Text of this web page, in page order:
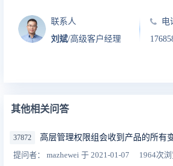
联系人
刘斌/高级客户经理
电
其他相关问答
37872 高层管理权限组会收到产品的所有
提问者： mazhewei 于 2021-01-07 1964次